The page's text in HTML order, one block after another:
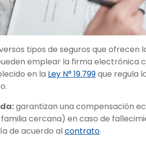
tipos de seguros que
emplear la firma electrónica
en la Ley N° 19.799que regula
garantizan una compensación
familia cercana) en caso de
de acuerdo alcontrato.